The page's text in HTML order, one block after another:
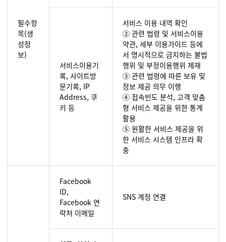
필수항
목(생
성정
보)
서비스이용기
록, 사이트방
문기록, IP
Address, 쿠
키 등
서비스 이용 내역 확인
② 관련 법령 및 서비스이용
약관, 세부 이용가이드 등에
서 명시적으로 금지하는 불법
행위 및 부정이용행위 제재
③ 관련 법령에 따른 보유 및
정보 제공 의무 이행
④ 접속빈도 분석, 고객 맞춤
형 서비스 제공을 위한 통계
활용
⑤ 원활한 서비스 제공을 위
한 서비스 시스템 인프라 확
충
Facebook
ID,
Facebook 연
락처 이메일
SNS 계정 연결